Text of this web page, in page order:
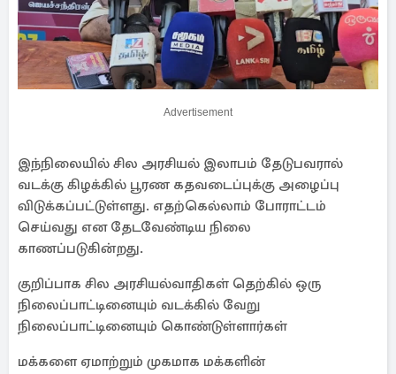
Advertisement
இந்நிலையில் சில அரசியல் இலாபம் தேடுபவரால்
வடக்கு கிழக்கில் பூரண கதவடைப்புக்கு அழைப்பு
விடுக்கப்பட்டுள்ளது. எதற்கெல்லாம் போராட்டம்
செய்வது என தேடவேண்டிய நிலை
காணப்படுகின்றது.
குறிப்பாக சில அரசியல்வாதிகள் தெற்கில் ஒரு
நிலைப்பாட்டினையும் வடக்கில் வேறு
நிலைப்பாட்டினையும் கொண்டுள்ளார்கள்
மக்களை ஏமாற்றும் முகமாக மக்களின்